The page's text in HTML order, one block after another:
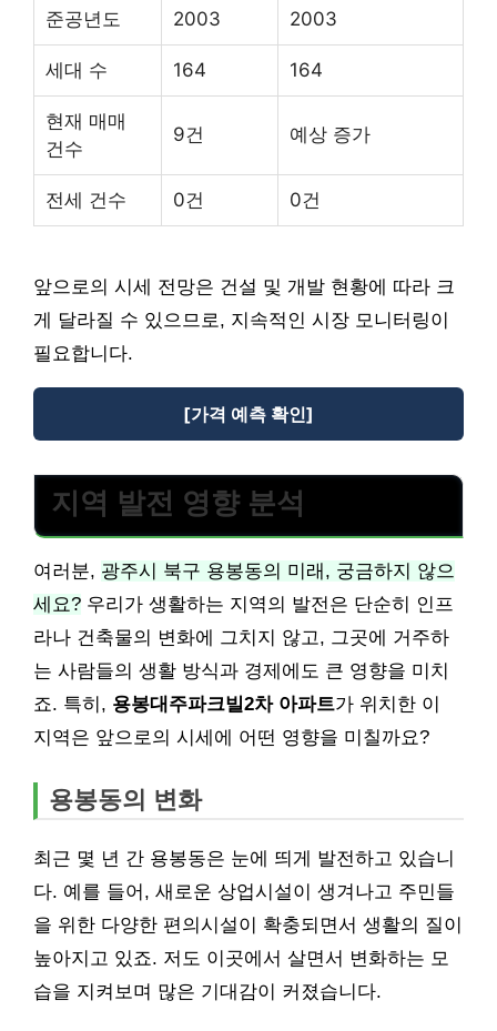
준공년도 2003 2003
세대 수 164 164
현재 매매
건수
9건 예상 증가
전세 건수 0건 0건
앞으로의 시세 전망은 건설 및 개발 현황에 따라 크
게 달라질 수 있으므로, 지속적인 시장 모니터링이
필요합니다.
[가격 예측 확인]
지역 발전 영향 분석
여러분, 광주시 북구 용봉동의 미래, 궁금하지 않으
세요? 우리가 생활하는 지역의 발전은 단순히 인프
라나 건축물의 변화에 그치지 않고, 그곳에 거주하
는 사람들의 생활 방식과 경제에도 큰 영향을 미치
죠. 특히, 용봉대주파크빌2차 아파트가 위치한 이
지역은 앞으로의 시세에 어떤 영향을 미칠까요?
용봉동의 변화
최근 몇 년 간 용봉동은 눈에 띄게 발전하고 있습니
다. 예를 들어, 새로운 상업시설이 생겨나고 주민들
을 위한 다양한 편의시설이 확충되면서 생활의 질이
높아지고 있죠. 저도 이곳에서 살면서 변화하는 모
습을 지켜보며 많은 기대감이 커졌습니다.